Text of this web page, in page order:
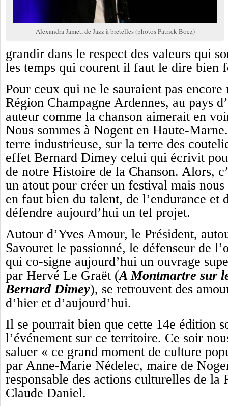
Alexandra Jamet, de Jazz à bretelles (photos Patrick Boez)
grandir dans le respect des valeurs qui
les temps qui courent il faut le dire bien
Pour ceux qui ne le sauraient pas encore
Région Champagne Ardennes, au pays
auteur comme la chanson aimerait en
Nous sommes à Nogent en Haute-
terre industrieuse, sur la terre des
effet Bernard Dimey celui qui écrivit
de notre Histoire de la Chanson. Alors,
un atout pour créer un festival mais nous
en faut bien du talent, de l’endurance et
défendre aujourd’hui un tel projet.
Autour d’Yves Amour, le Président,
Savouret le passionné, le défenseur de
qui co-signe aujourd’hui un ouvrage
par Hervé Le Graët (A Montmartre sur
Bernard Dimey), se retrouvent des
d’hier et d’aujourd’hui.
Il se pourrait bien que cette 14e édition
l’événement sur ce territoire. Ce soir
saluer « ce grand moment de culture
par Anne-Marie Nédelec, maire de
responsable des actions culturelles de la
Claude Daniel.